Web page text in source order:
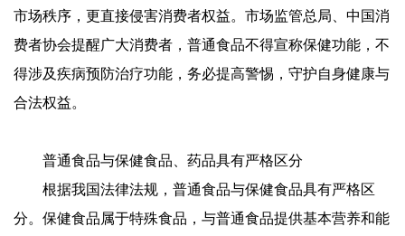
市场秩序，更直接侵害消费者权益。市场监管总局、中国消
费者协会提醒广大消费者，普通食品不得宣称保健功能，不
得涉及疾病预防治疗功能，务必提高警惕，守护自身健康与
合法权益。
普通食品与保健食品、药品具有严格区分
根据我国法律法规，普通食品与保健食品具有严格区
分。保健食品属于特殊食品，与普通食品提供基本营养和能